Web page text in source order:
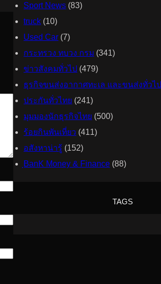
Sport News (83)
truck (10)
Used Car (7)
กระทรวง ทบวง กรม (341)
ข่าวสังคมทั่วไป (479)
ธุรกิจขนส่งอากาศทะเล และขนส่งทั่วไป
ประกันทั่วไทย (241)
มุมมองนักธุรกิจไทย (500)
ร้อยกินพันเที่ยว (411)
อสังหาน่ารู้ (152)
ฺBanK Money & Finance (88)
TAGS